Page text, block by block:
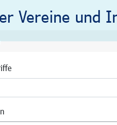
Vereine und